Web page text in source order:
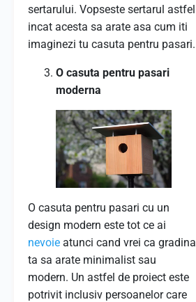
sertarului. Vopseste sertarul astfel
incat acesta sa arate asa cum iti
imaginezi tu casuta pentru pasari.
O casuta pentru pasari
moderna
O casuta pentru pasari cu un
design modern este tot ce ai
nevoie atunci cand vrei ca gradina
ta sa arate minimalist sau
modern. Un astfel de proiect este
potrivit inclusiv persoanelor care